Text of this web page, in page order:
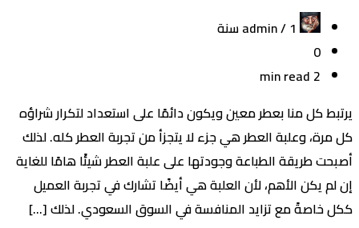
1 سنة
0
2 min read
يرتبط كل منا بعطر معين ويكون دائمًا على استعداد لتكرار شراؤه
كل مرة، وعلبة العطر هي جزء لا يتجزأ من تجربة العطر كله. لذلك
أصبحت طريقة الطباعة وجودتها على علبة العطر شيئًا هامًا للغاية
إن لم يكن الأهم، لأن العلبة هي أيضًا تشارك في تجربة العميل
ككل خاصةً مع تزايد المنافسة في السوق السعودي. لذلك […]